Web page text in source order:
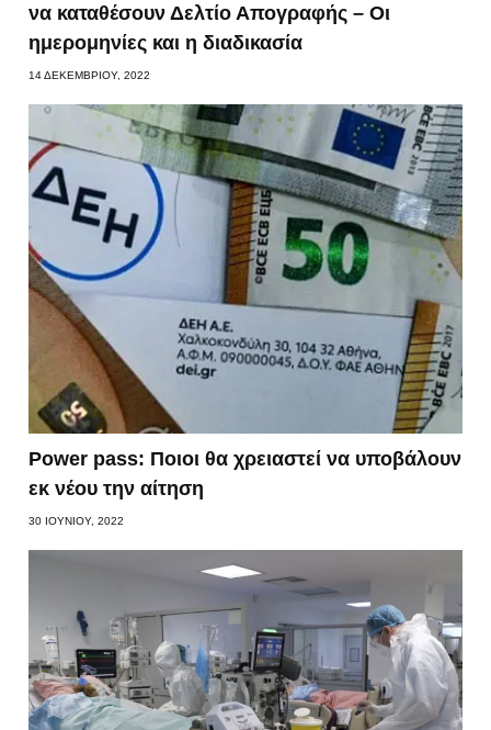
να καταθέσουν Δελτίο Απογραφής – Οι
ημερομηνίες και η διαδικασία
14 ΔΕΚΕΜΒΡΊΟΥ, 2022
Power pass: Ποιοι θα χρειαστεί να υποβάλουν
εκ νέου την αίτηση
30 ΙΟΥΝΊΟΥ, 2022